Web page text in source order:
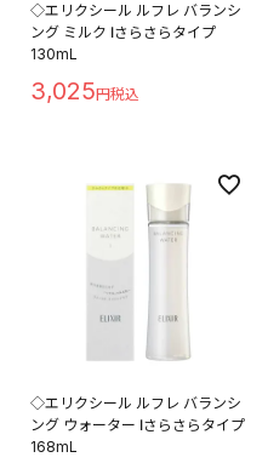
◇エリクシール ルフレ バランシ
ング ミルク Ⅰさらさらタイプ
130mL
3,025
◇エリクシール ルフレ バランシ
ング ウォーター Ⅰさらさらタイプ
168mL